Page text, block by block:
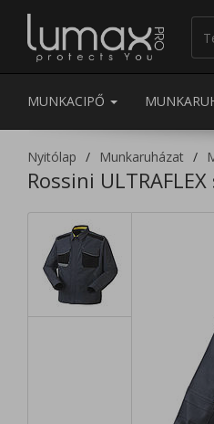
MUNKACIPŐ
Nyitólap Munkaruházat
Rossini